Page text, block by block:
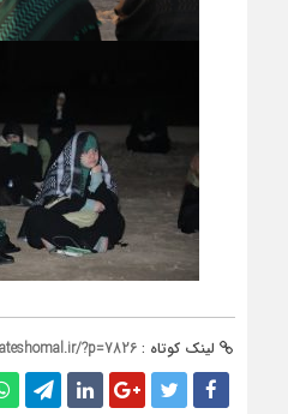
لینک کوتاه : ?p=7826